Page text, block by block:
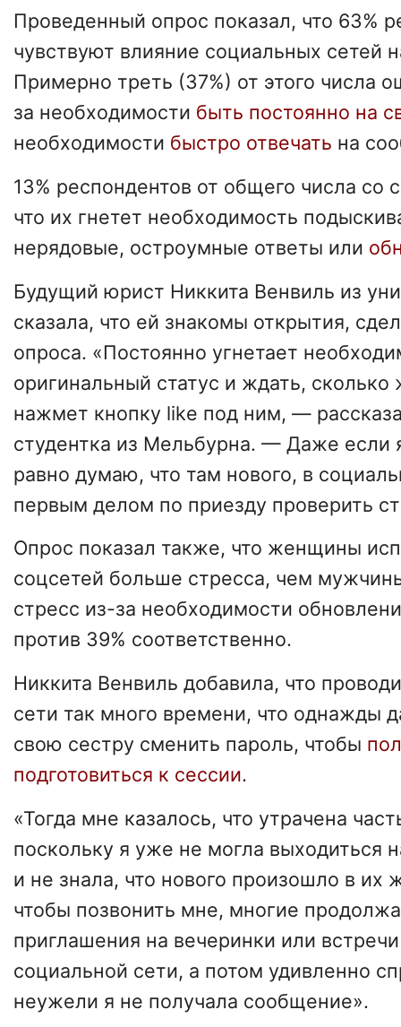
Проведенный опрос показал, что 63%
чувствуют влияние социальных сетей
Примерно треть (37%) от этого числа
за необходимости быть постоянно на
необходимости быстро отвечать на
13% респондентов от общего числа со
что их гнетет необходимость
нерядовые, остроумные ответы или
Будущий юрист Никкита Венвиль из
сказала, что ей знакомы открытия,
опроса. «Постоянно угнетает
оригинальный статус и ждать,
нажмет кнопку like под ним, —
студентка из Мельбурна. — Даже если
равно думаю, что там нового, в
первым делом по приезду проверить
Опрос показал также, что женщины
соцсетей больше стресса, чем
стресс из-за необходимости
против 39% соответственно.
Никкита Венвиль добавила, что
сети так много времени, что однажды
свою сестру сменить пароль, чтобы
подготовиться к сессии.
«Тогда мне казалось, что утрачена
поскольку я уже не могла выходиться
и не знала, что нового произошло в их
чтобы позвонить мне, многие
приглашения на вечеринки или
социальной сети, а потом удивленно
неужели я не получала сообщение».